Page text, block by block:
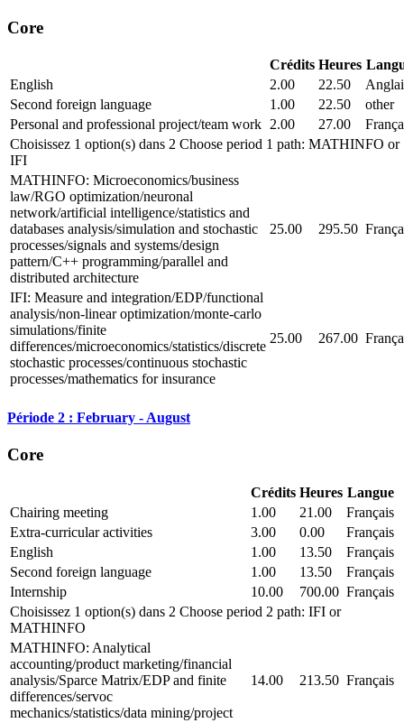
Core
Crédits Heures
English
2.00 22.50
Second foreign language
1.00 22.50
other
Personal and professional project/team work 2.00 27.00
Choisissez 1 option(s) dans 2 Choose period 1 path: MATHINFO or
IFI
MATHINFO: Microeconomics/business
law/RGO optimization/neuronal
network/artificial intelligence/statistics and
databases analysis/simulation and stochastic
processes/signals and systems/design
pattern/C++ programming/parallel and
distributed architecture
25.00 295.50
IFI: Measure and integration/EDP/functional
analysis/non-linear optimization/monte-carlo
simulations/finite
differences/microeconomics/statistics/discrete
stochastic processes/continuous stochastic
processes/mathematics for insurance
25.00 267.00
Période 2 : February - August
Core
Crédits Heures Langue
Chairing meeting
1.00 21.00
Français
Extra-curricular activities
3.00 0.00
Français
English
1.00 13.50
Français
Second foreign language
1.00 13.50
Français
Internship
10.00 700.00 Français
Choisissez 1 option(s) dans 2 Choose period 2 path: IFI or
MATHINFO
MATHINFO: Analytical
accounting/product marketing/financial
analysis/Sparce Matrix/EDP and finite
differences/servoc
mechanics/statistics/data mining/project
14.00 213.50 Français